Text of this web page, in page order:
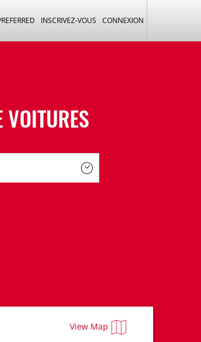
INSCRIVEZ-VOUS CONNEXION
View Map